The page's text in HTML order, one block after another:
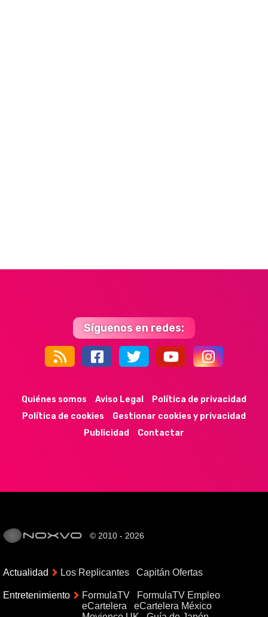
Síguenos en redes:
Quiénes somos Aviso Legal
Política de privacidad
Política de cookies
Gestionar cookies y privacidad
Publicidad
Contactar
© 2010 - 2026
Actualidad Los Replicantes Capitán Ofertas
Entretenimiento FormulaTV
FormulaTV Empleo
eCartelera
eCartelera México